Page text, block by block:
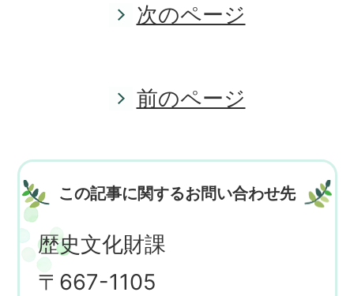
次のページ
前のページ
この記事に関するお問い合わせ先
歴史文化財課
〒667-1105